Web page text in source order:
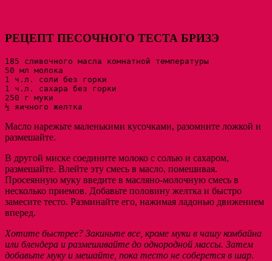
РЕЦЕПТ ПЕСОЧНОГО ТЕСТА БРИЗЭ
185 сливочного масла комнатной температуры
50 мл молока
1 ч.л. соли без горки
1 ч.л. сахара без горки
250 г муки
½ яичного желтка
Масло нарежьте маленькими кусочками, разомните ложкой и
размешайте.
В другой миске соедините молоко с солью и сахаром,
размешайте. Влейте эту смесь в масло, помешивая.
Просеянную муку введите в масляно-молочную смесь в
несколько приемов. Добавьте половину желтка и быстро
замесите тесто. Разминайте его, нажимая ладонью движением
вперед.
Хотите быстрее? Закиньте все, кроме муки в чашу комбайна
или блендера и размешивайте до однородной массы. Затем
добавьте муку и мешайте, пока тесто не соберется в шар.